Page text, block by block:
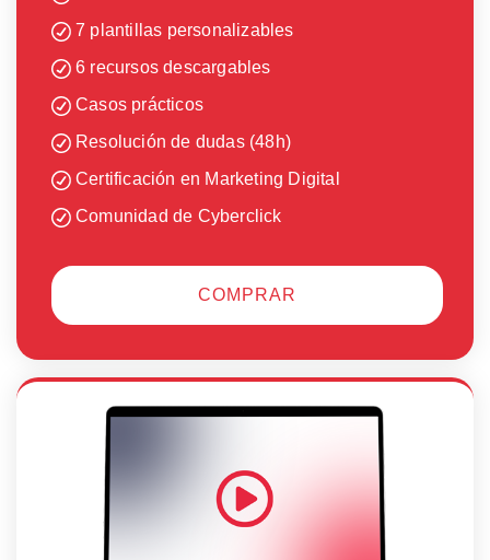
7 plantillas personalizables
6 recursos descargables
Casos prácticos
Resolución de dudas (48h)
Certificación en Marketing Digital
Comunidad de Cyberclick
COMPRAR